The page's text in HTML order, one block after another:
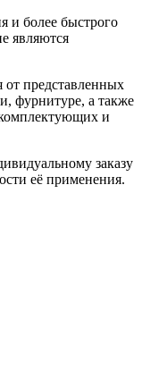
и более быстрого
являются
от представленных
фурнитуре, а также
и
заказу
её применения.